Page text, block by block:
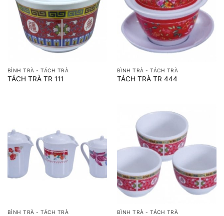
BÌNH TRÀ - TÁCH TRÀ
TÁCH TRÀ TR 111
BÌNH TRÀ - TÁCH TRÀ
TÁCH TRÀ TR 444
BÌNH TRÀ - TÁCH TRÀ BÌNH TRÀ - TÁCH TRÀ